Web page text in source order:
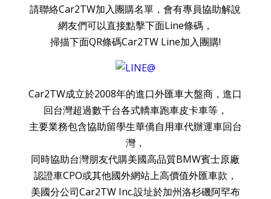
請聯絡Car2TW加入團購名單，會有專員協助解說
網友們可以直接點擊下面Line條碼，
掃描下面QR條碼Car2TW Line加入團購!
Car2TW成立於2008年的進口外匯車大盤商，進口
回台灣超過數千台各式轎車跑車皮卡車等，
主要業務包含協助留學生華僑自用車代辦運車回台
灣，
同時協助台灣朋友代購美國高品質BMW賓士原廠
認證車CPO或其他國外網站上高價值外匯車款，
美國分公司Car2TW Inc.設址於加州洛杉磯阿罕布